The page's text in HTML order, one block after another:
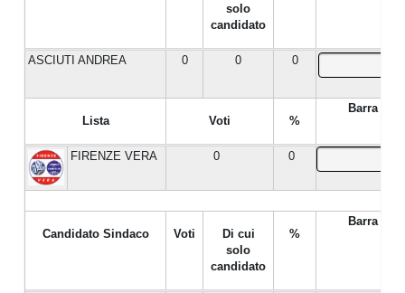
solo
candidato
ASCIUTI ANDREA 0 0 0
Lista Voti %
Barra %
FIRENZE VERA 0 0
Candidato Sindaco Voti
Di cui
solo
candidato
%
Barra %